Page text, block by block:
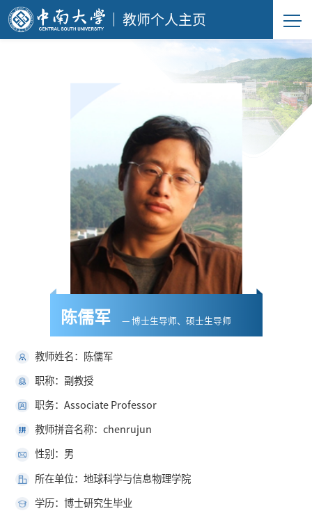
教师个人主页
陈儒军 — 博士生导师、硕士生导师
教师姓名：陈儒军
职称：副教授
职务：Associate Professor
教师拼音名称：chenrujun
性别：男
所在单位：地球科学与信息物理学院
学历：博士研究生毕业